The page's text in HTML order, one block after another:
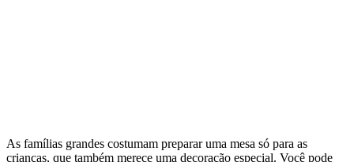
As famílias grandes costumam preparar uma mesa só para as
crianças, que também merece uma decoração especial. Você pode